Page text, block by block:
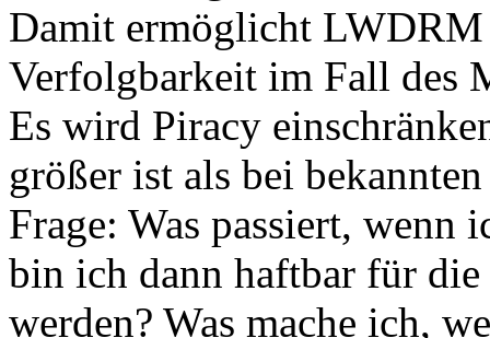
Damit ermöglicht
Verfolgbarkeit im Fall des
Es wird Piracy
größer ist als bei
Frage: Was passiert, wenn
bin ich dann haftbar für
werden? Was mache ich,